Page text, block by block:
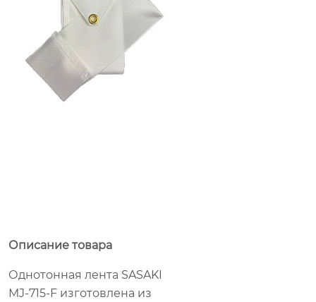
Описание товара
Однотонная лента SASAKI
MJ-715-F изготовлена из